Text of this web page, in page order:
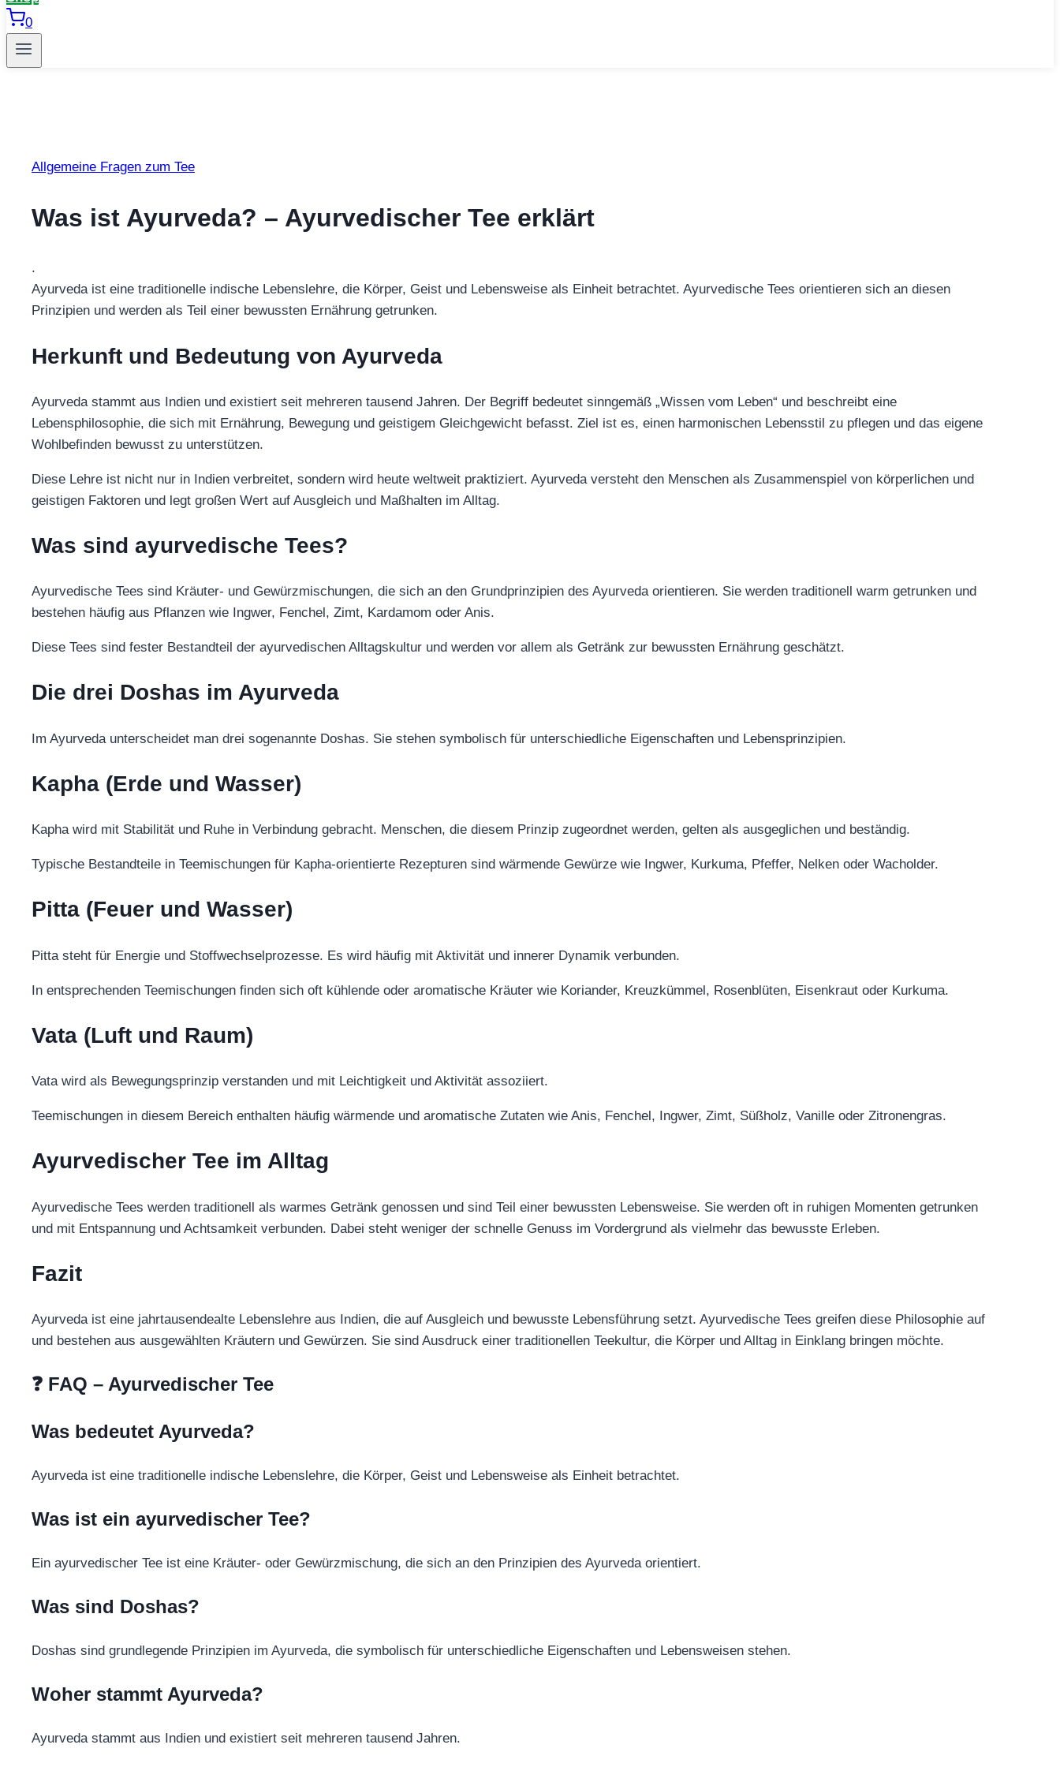
0
Allgemeine Fragen zum Tee
Was ist Ayurveda? – Ayurvedischer Tee erklärt
.
Ayurveda ist eine traditionelle indische Lebenslehre, die Körper, Geist und Lebensweise als Einheit betrachtet. Ayurvedische Tees orientieren sich an diesen
Prinzipien und werden als Teil einer bewussten Ernährung getrunken.
Herkunft und Bedeutung von Ayurveda
Ayurveda stammt aus Indien und existiert seit mehreren tausend Jahren. Der Begriff bedeutet sinngemäß „Wissen vom Leben“ und beschreibt eine
Lebensphilosophie, die sich mit Ernährung, Bewegung und geistigem Gleichgewicht befasst. Ziel ist es, einen harmonischen Lebensstil zu pflegen und das eigene
Wohlbefinden bewusst zu unterstützen.
Diese Lehre ist nicht nur in Indien verbreitet, sondern wird heute weltweit praktiziert. Ayurveda versteht den Menschen als Zusammenspiel von körperlichen und
geistigen Faktoren und legt großen Wert auf Ausgleich und Maßhalten im Alltag.
Was sind ayurvedische Tees?
Ayurvedische Tees sind Kräuter- und Gewürzmischungen, die sich an den Grundprinzipien des Ayurveda orientieren. Sie werden traditionell warm getrunken und
bestehen häufig aus Pflanzen wie Ingwer, Fenchel, Zimt, Kardamom oder Anis.
Diese Tees sind fester Bestandteil der ayurvedischen Alltagskultur und werden vor allem als Getränk zur bewussten Ernährung geschätzt.
Die drei Doshas im Ayurveda
Im Ayurveda unterscheidet man drei sogenannte Doshas. Sie stehen symbolisch für unterschiedliche Eigenschaften und Lebensprinzipien.
Kapha (Erde und Wasser)
Kapha wird mit Stabilität und Ruhe in Verbindung gebracht. Menschen, die diesem Prinzip zugeordnet werden, gelten als ausgeglichen und beständig.
Typische Bestandteile in Teemischungen für Kapha-orientierte Rezepturen sind wärmende Gewürze wie Ingwer, Kurkuma, Pfeffer, Nelken oder Wacholder.
Pitta (Feuer und Wasser)
Pitta steht für Energie und Stoffwechselprozesse. Es wird häufig mit Aktivität und innerer Dynamik verbunden.
In entsprechenden Teemischungen finden sich oft kühlende oder aromatische Kräuter wie Koriander, Kreuzkümmel, Rosenblüten, Eisenkraut oder Kurkuma.
Vata (Luft und Raum)
Vata wird als Bewegungsprinzip verstanden und mit Leichtigkeit und Aktivität assoziiert.
Teemischungen in diesem Bereich enthalten häufig wärmende und aromatische Zutaten wie Anis, Fenchel, Ingwer, Zimt, Süßholz, Vanille oder Zitronengras.
Ayurvedischer Tee im Alltag
Ayurvedische Tees werden traditionell als warmes Getränk genossen und sind Teil einer bewussten Lebensweise. Sie werden oft in ruhigen Momenten getrunken
und mit Entspannung und Achtsamkeit verbunden. Dabei steht weniger der schnelle Genuss im Vordergrund als vielmehr das bewusste Erleben.
Fazit
Ayurveda ist eine jahrtausendealte Lebenslehre aus Indien, die auf Ausgleich und bewusste Lebensführung setzt. Ayurvedische Tees greifen diese Philosophie auf
und bestehen aus ausgewählten Kräutern und Gewürzen. Sie sind Ausdruck einer traditionellen Teekultur, die Körper und Alltag in Einklang bringen möchte.
❓ FAQ – Ayurvedischer Tee
Was bedeutet Ayurveda?
Ayurveda ist eine traditionelle indische Lebenslehre, die Körper, Geist und Lebensweise als Einheit betrachtet.
Was ist ein ayurvedischer Tee?
Ein ayurvedischer Tee ist eine Kräuter- oder Gewürzmischung, die sich an den Prinzipien des Ayurveda orientiert.
Was sind Doshas?
Doshas sind grundlegende Prinzipien im Ayurveda, die symbolisch für unterschiedliche Eigenschaften und Lebensweisen stehen.
Woher stammt Ayurveda?
Ayurveda stammt aus Indien und existiert seit mehreren tausend Jahren.